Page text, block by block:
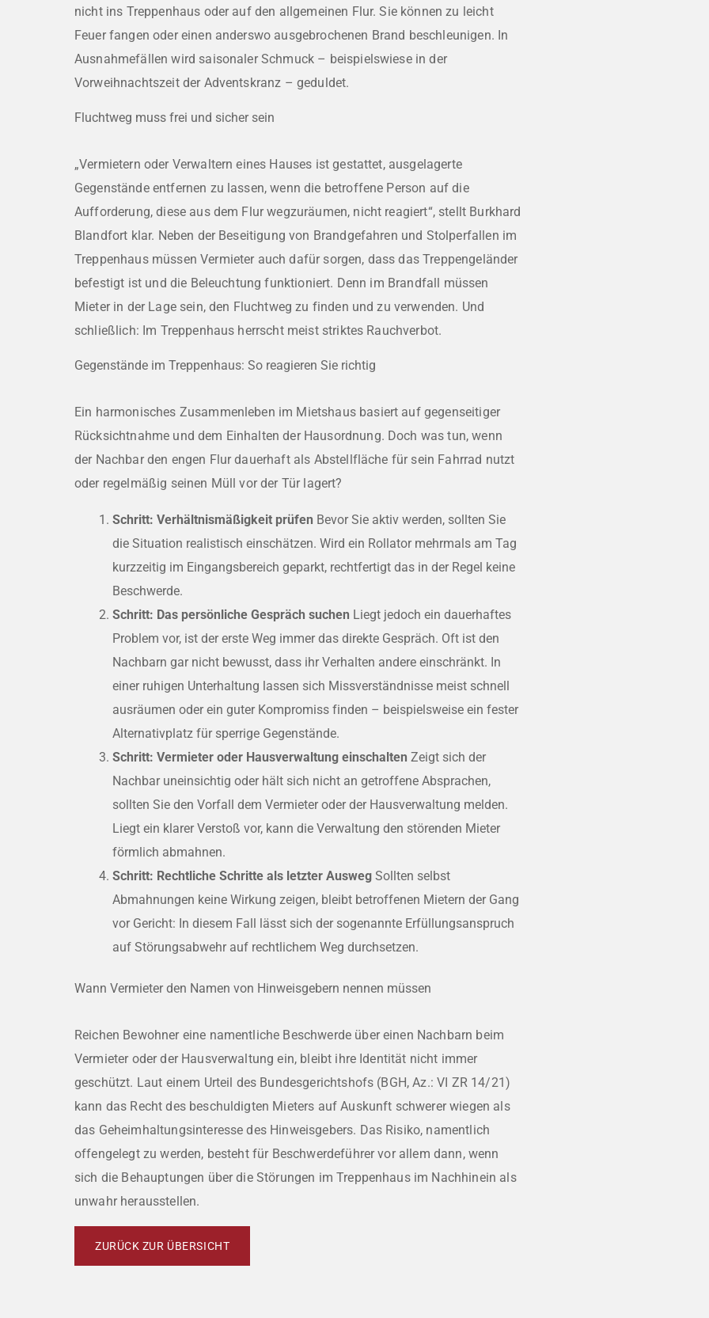
nicht ins Treppenhaus oder auf den allgemeinen Flur. Sie können zu leicht
Feuer fangen oder einen anderswo ausgebrochenen Brand beschleunigen. In
Ausnahmefällen wird saisonaler Schmuck – beispielswiese in der
Vorweihnachtszeit der Adventskranz – geduldet.
Fluchtweg muss frei und sicher sein
„Vermietern oder Verwaltern eines Hauses ist gestattet, ausgelagerte
Gegenstände entfernen zu lassen, wenn die betroffene Person auf die
Aufforderung, diese aus dem Flur wegzuräumen, nicht reagiert“, stellt Burkhard
Blandfort klar. Neben der Beseitigung von Brandgefahren und Stolperfallen im
Treppenhaus müssen Vermieter auch dafür sorgen, dass das Treppengeländer
befestigt ist und die Beleuchtung funktioniert. Denn im Brandfall müssen
Mieter in der Lage sein, den Fluchtweg zu finden und zu verwenden. Und
schließlich: Im Treppenhaus herrscht meist striktes Rauchverbot.
Gegenstände im Treppenhaus: So reagieren Sie richtig
Ein harmonisches Zusammenleben im Mietshaus basiert auf gegenseitiger
Rücksichtnahme und dem Einhalten der Hausordnung. Doch was tun, wenn
der Nachbar den engen Flur dauerhaft als Abstellfläche für sein Fahrrad nutzt
oder regelmäßig seinen Müll vor der Tür lagert?
Schritt: Verhältnismäßigkeit prüfen Bevor Sie aktiv werden, sollten Sie
die Situation realistisch einschätzen. Wird ein Rollator mehrmals am Tag
kurzzeitig im Eingangsbereich geparkt, rechtfertigt das in der Regel keine
Beschwerde.
Schritt: Das persönliche Gespräch suchen Liegt jedoch ein dauerhaftes
Problem vor, ist der erste Weg immer das direkte Gespräch. Oft ist den
Nachbarn gar nicht bewusst, dass ihr Verhalten andere einschränkt. In
einer ruhigen Unterhaltung lassen sich Missverständnisse meist schnell
ausräumen oder ein guter Kompromiss finden – beispielsweise ein fester
Alternativplatz für sperrige Gegenstände.
Schritt: Vermieter oder Hausverwaltung einschalten Zeigt sich der
Nachbar uneinsichtig oder hält sich nicht an getroffene Absprachen,
sollten Sie den Vorfall dem Vermieter oder der Hausverwaltung melden.
Liegt ein klarer Verstoß vor, kann die Verwaltung den störenden Mieter
förmlich abmahnen.
Schritt: Rechtliche Schritte als letzter Ausweg Sollten selbst
Abmahnungen keine Wirkung zeigen, bleibt betroffenen Mietern der Gang
vor Gericht: In diesem Fall lässt sich der sogenannte Erfüllungsanspruch
auf Störungsabwehr auf rechtlichem Weg durchsetzen.
Wann Vermieter den Namen von Hinweisgebern nennen müssen
Reichen Bewohner eine namentliche Beschwerde über einen Nachbarn beim
Vermieter oder der Hausverwaltung ein, bleibt ihre Identität nicht immer
geschützt. Laut einem Urteil des Bundesgerichtshofs (BGH, Az.: VI ZR 14/21)
kann das Recht des beschuldigten Mieters auf Auskunft schwerer wiegen als
das Geheimhaltungsinteresse des Hinweisgebers. Das Risiko, namentlich
offengelegt zu werden, besteht für Beschwerdeführer vor allem dann, wenn
sich die Behauptungen über die Störungen im Treppenhaus im Nachhinein als
unwahr herausstellen.
ZURÜCK ZUR ÜBERSICHT